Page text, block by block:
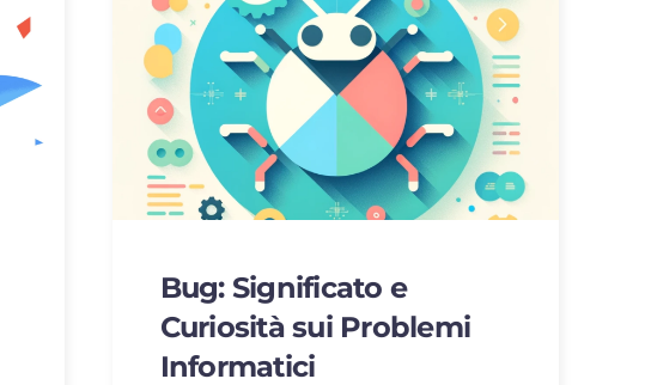
Bug: Significato e
Curiosità sui Problemi
Informatici